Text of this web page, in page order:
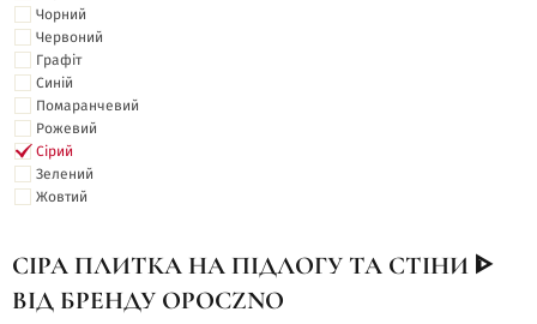
Чорний
Червоний
Графіт
Синій
Помаранчевий
Рожевий
Сірий
Зелений
Жовтий
СІРА ПЛИТКА НА ПІДЛОГУ ТА СТІНИ ᐈ
ВІД БРЕНДУ OPOCZNO